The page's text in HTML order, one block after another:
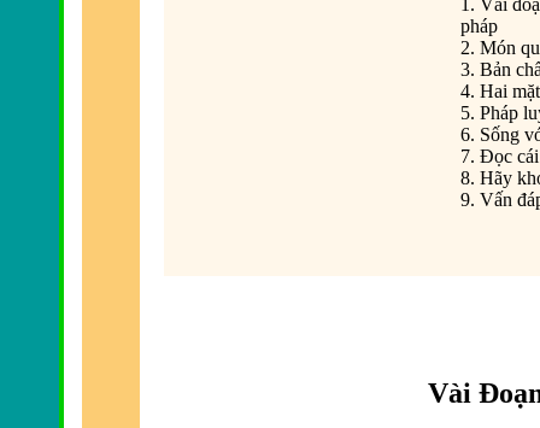
1. Vài
pháp
2. Món
3. Bản
4. Hai
5. Pháp
6. Sống
7. Ðọc
8. Hãy
9. Vấn
Vài